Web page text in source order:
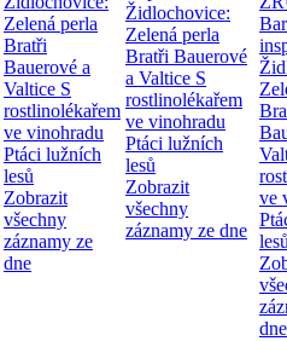
Zelená perla
Bratři
Bauerové a
Valtice S
rostlinolékařem
ve vinohradu
Ptáci lužních
lesů
Zobrazit
všechny
záznamy ze
dne
Židlochovice:
Zelená perla
Bratři Bauerové
a Valtice S
rostlinolékařem
ve vinohradu
Ptáci lužních
lesů
Zobrazit
všechny
záznamy ze dne
ve
dne